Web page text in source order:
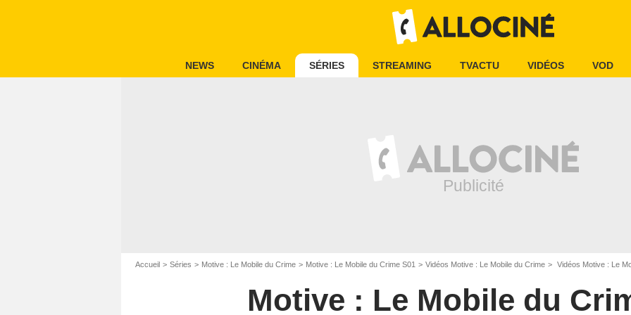
NEWS CINÉMA SÉRIES STREAMING TVACTU VIDÉOS VOD
Accueil Séries Motive : Le Mobile du Crime Motive : Le Mobile du Crime S01 Vidéos Motive : Le Mobile du Crime Vidéos Motive : Le
Motive : Le Mobile du